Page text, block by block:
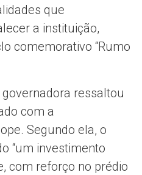
que
a instituição,
comemorativo “Rumo
ressaltou
com a
Segundo ela, o
“um investimento
com reforço no prédio